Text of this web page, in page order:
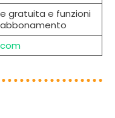
gratuita e funzioni